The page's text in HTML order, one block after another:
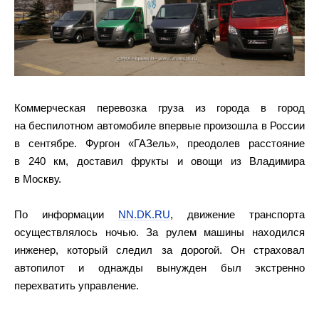
Коммерческая перевозка груза из города в город
на беспилотном автомобиле впервые произошла в России
в сентябре. Фургон «ГАЗель», преодолев расстояние
в 240 км, доставил фрукты и овощи из Владимира
в Москву.
По информации NN.DK.RU, движение транспорта
осуществлялось ночью. За рулем машины находился
инженер, который следил за дорогой. Он страховал
автопилот и однажды вынужден был экстренно
перехватить управление.